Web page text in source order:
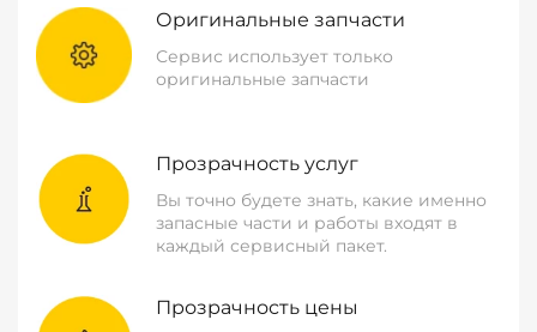
Оригинальные запчасти
Сервис использует только
оригинальные запчасти
Прозрачность услуг
Вы точно будете знать, какие именно
запасные части и работы входят в
каждый сервисный пакет.
Прозрачность цены